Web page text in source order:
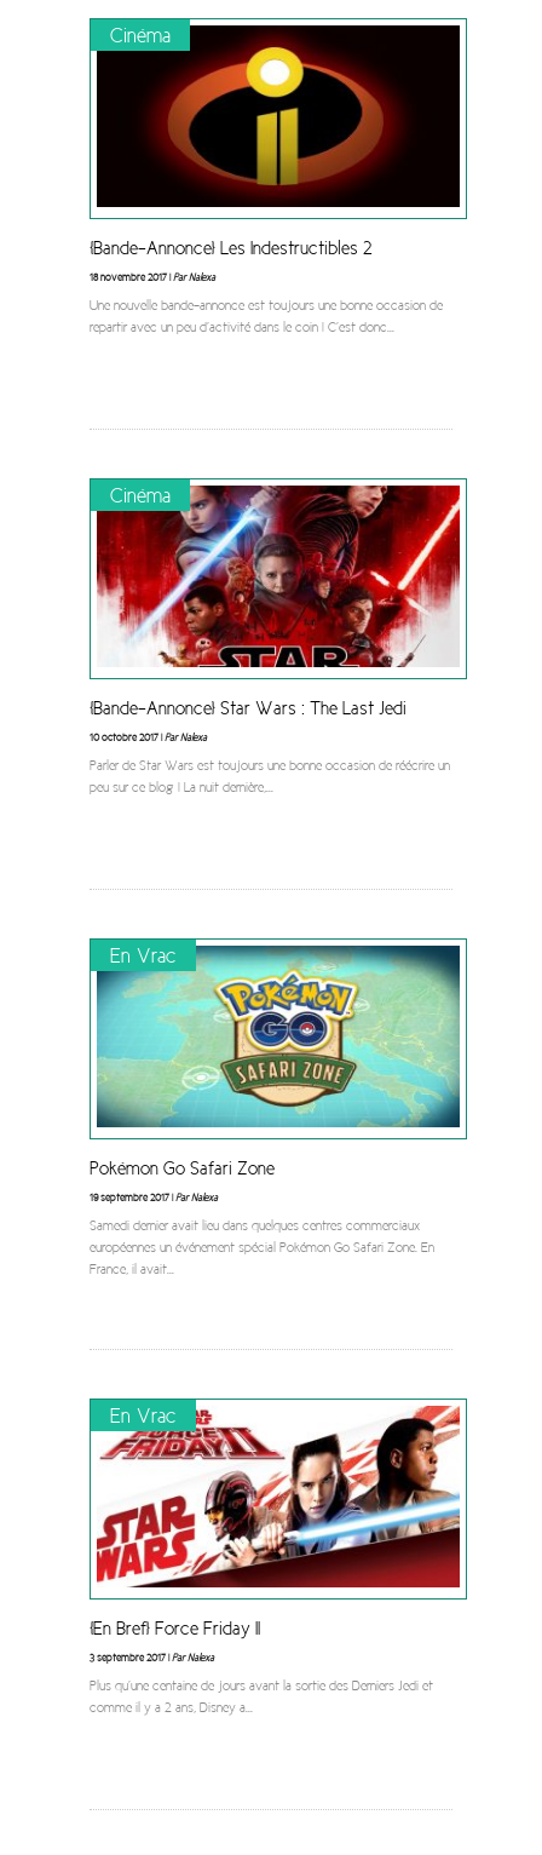
Cinéma
[Bande-Annonce] Les Indestructibles 2
18 novembre 2017 |Par Nalexa
Une nouvelle bande-annonce est toujours une bonne occasion de
repartir avec un peu d’activité dans le coin ! C’est donc...
Cinéma
[Bande-Annonce] Star Wars : The Last Jedi
10 octobre 2017 |Par Nalexa
Parler de Star Wars est toujours une bonne occasion de réécrire un
peu sur ce blog ! La nuit dernière,...
En Vrac
Pokémon Go Safari Zone
19 septembre 2017 |Par Nalexa
Samedi dernier avait lieu dans quelques centres commerciaux
européennes un événement spécial Pokémon Go Safari Zone. En
France, il avait...
En Vrac
[En Bref] Force Friday II
3 septembre 2017 |Par Nalexa
Plus qu’une centaine de jours avant la sortie des Derniers Jedi et
comme il y a 2 ans, Disney a...